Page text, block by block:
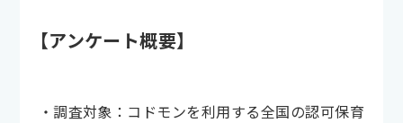
【アンケート概要】
・調査対象：コドモンを利用する全国の認可保育